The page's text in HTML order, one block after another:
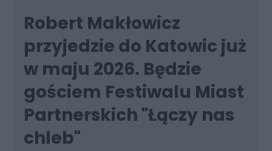
Robert Makłowicz
przyjedzie do Katowic już
w maju 2026. Będzie
gościem Festiwalu Miast
Partnerskich "Łączy nas
chleb"